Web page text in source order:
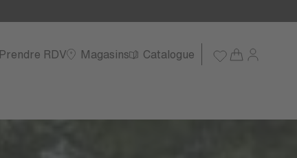
Prendre RDV Magasins Catalogue